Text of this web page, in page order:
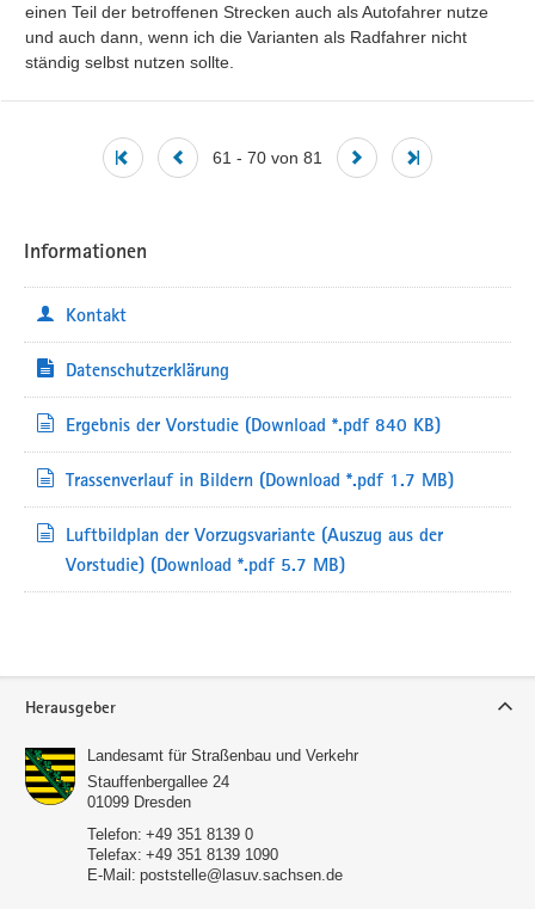
einen Teil der betroffenen Strecken auch als Autofahrer nutze
und auch dann, wenn ich die Varianten als Radfahrer nicht
ständig selbst nutzen sollte.
61 - 70 von 81
Informationen
Kontakt
Datenschutzerklärung
Ergebnis der Vorstudie (Download *.pdf 840 KB)
Trassenverlauf in Bildern (Download *.pdf 1.7 MB)
Luftbildplan der Vorzugsvariante (Auszug aus der
Vorstudie) (Download *.pdf 5.7 MB)
Herausgeber
Landesamt für Straßenbau und Verkehr
Stauffenbergallee 24
01099 Dresden
Telefon: +49 351 8139 0
Telefax: +49 351 8139 1090
E-Mail: poststelle@lasuv.sachsen.de